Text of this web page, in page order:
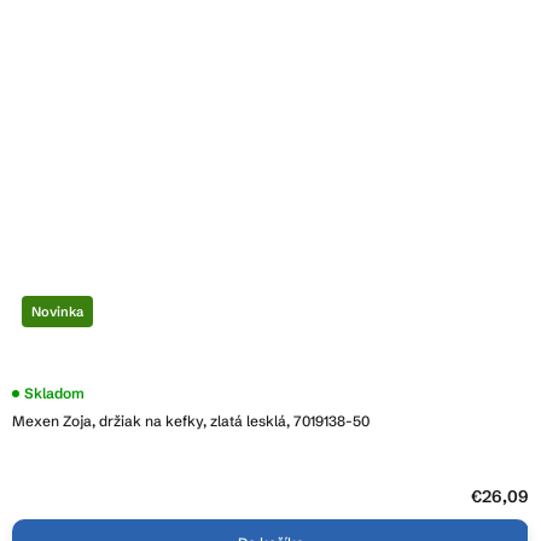
Novinka
Mexen Zoja, držiak na kefky, zlatá lesklá, 7019138-50
Skladom
€26,09